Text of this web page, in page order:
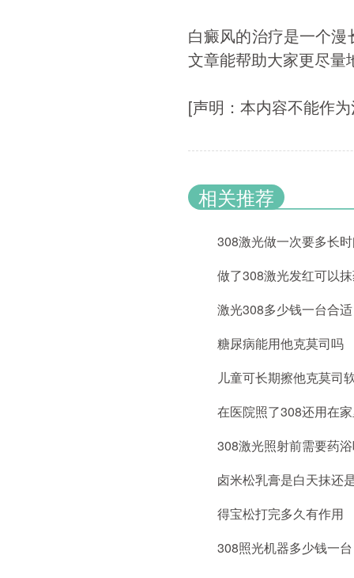
白癜风的治疗是一个
文章能帮助大家更尽量
[声明：本内容不能作
相关推荐
308激光做一次要多长
做了308激光发红可以
激光308多少钱一台合适
糖尿病能用他克莫司吗
儿童可长期擦他克莫司
在医院照了308还用在
308激光照射前需要药
卤米松乳膏是白天抹还
得宝松打完多久有作用
308照光机器多少钱一台